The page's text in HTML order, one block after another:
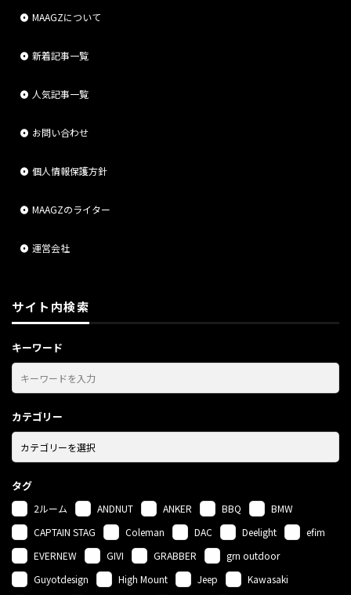
MAAGZについて
新着記事一覧
人気記事一覧
お問い合わせ
個人情報保護方針
MAAGZのライター
運営会社
サイト内検索
キーワード
カテゴリー
タグ
2ルーム ANDNUT ANKER BBQ
BMW
CAPTAIN STAG
Coleman DAC Deelight
efim
EVERNEW
GIVI GRABBER
grn outdoor
Guyotdesign
High Mount Jeep
Kawasaki